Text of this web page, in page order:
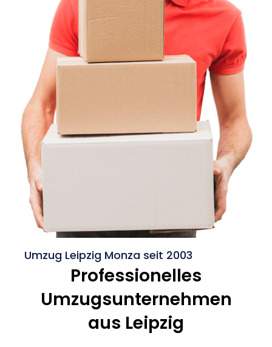
Umzug Leipzig Monza seit 2003
Professionelles
Umzugsunternehmen
aus Leipzig